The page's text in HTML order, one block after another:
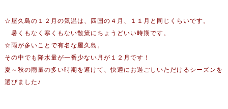
☆屋久島の１２月の気温は、四国の４月、１１月と同じくらいです。
暑くもなく寒くもない散策にちょうどいい時期です。
☆雨が多いことで有名な屋久島。
その中でも降水量が一番少ない月が１２月です！
夏～秋の雨量の多い時期を避けて、快適にお過ごしいただけるシーズンを
選びました♪